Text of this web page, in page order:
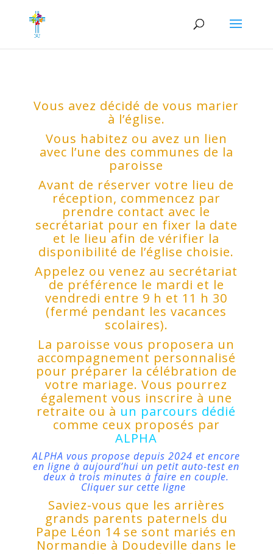
Vous avez décidé de vous marier
à l’église.
Vous habitez ou avez un lien
avec l’une des communes de la
paroisse
Avant de réserver votre lieu de
réception, commencez par
prendre contact avec le
secrétariat pour en fixer la date
et le lieu afin de vérifier la
disponibilité de l’église choisie.
Appelez ou venez au secrétariat
de préférence le mardi et le
vendredi entre 9 h et 11 h 30
(fermé pendant les vacances
scolaires).
La paroisse vous proposera un
accompagnement personnalisé
pour préparer la célébration de
votre mariage. Vous pourrez
également vous inscrire à une
retraite ou à un parcours dédié
comme ceux proposés par
ALPHA
ALPHA vous propose depuis 2024 et encore
en ligne à aujourd’hui un petit auto-test en
deux à trois minutes à faire en couple.
Cliquer sur cette ligne
Saviez-vous que les arrières
grands parents paternels du
Pape Léon 14 se sont mariés en
Normandie à Doudeville dans le